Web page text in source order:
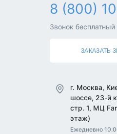
8 (800)
Звонок бесплатный
ЗАКАЗАТЬ
г. Москва,
шоссе, 23-й
стр. 1, МЦ
этаж)
Ежедневно